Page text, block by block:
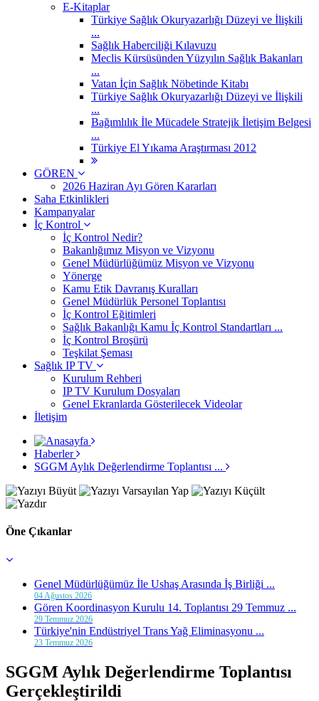
E-Kitaplar
Türkiye Sağlık Okuryazarlığı Düzeyi ve İlişkili
...
Sağlık Haberciliği Kılavuzu
Meclis Kürsüsünden Yüzyılın Sağlık Bakanları
...
Vatan İçin Sağlık Nöbetinde Kitabı
Türkiye Sağlık Okuryazarlığı Düzeyi ve İlişkili
...
Bağımlılık İle Mücadele Stratejik İletişim Belgesi
...
Türkiye El Yıkama Araştırması 2012
GÖREN
2026 Haziran Ayı Gören Kararları
Saha Etkinlikleri
Kampanyalar
İç Kontrol
İç Kontrol Nedir?
Bakanlığımız Misyon ve Vizyonu
Genel Müdürlüğümüz Misyon ve Vizyonu
Yönerge
Kamu Etik Davranış Kuralları
Genel Müdürlük Personel Toplantısı
İç Kontrol Eğitimleri
Sağlık Bakanlığı Kamu İç Kontrol Standartları ...
İç Kontrol Broşürü
Teşkilat Şeması
Sağlık IP TV
Kurulum Rehberi
IP TV Kurulum Dosyaları
Genel Ekranlarda Gösterilecek Videolar
İletişim
Haberler
SGGM Aylık Değerlendirme Toplantısı ...
Öne Çıkanlar
Genel Müdürlüğümüz İle Ushaş Arasında İş Birliği ...
04 Ağustos 2026
Gören Koordinasyon Kurulu 14. Toplantısı 29 Temmuz ...
29 Temmuz 2026
Türkiye'nin Endüstriyel Trans Yağ Eliminasyonu ...
23 Temmuz 2026
SGGM Aylık Değerlendirme Toplantısı
Gerçekleştirildi